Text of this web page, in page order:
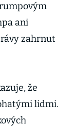
ani
zahrnut
že
lidmi.